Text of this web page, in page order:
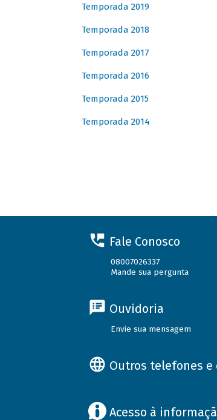
Temporada 2019
Temporada 2018
Temporada 2017
Temporada 2016
Temporada 2015
Temporada 2014
Fale Conosco
08007026337
Mande sua pergunta
Ouvidoria
Envie sua mensagem
Outros telefones e
Acesso à